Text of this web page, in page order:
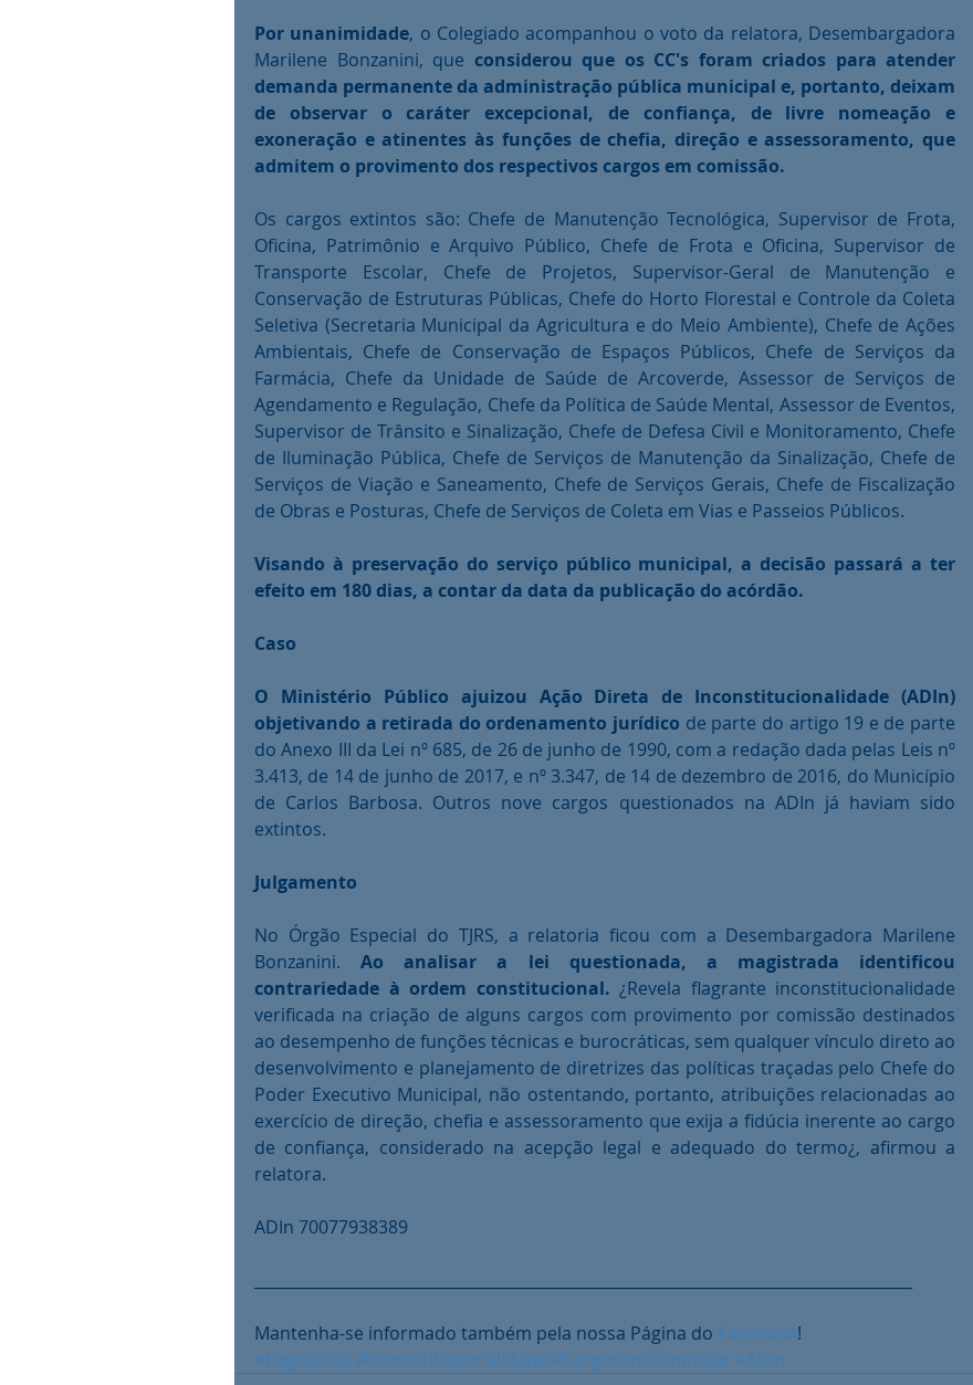
Por unanimidade, o Colegiado acompanhou o voto da relatora, Desembargadora
Marilene Bonzanini, que considerou que os CC's foram criados para atender
demanda permanente da administração pública municipal e, portanto, deixam
de observar o caráter excepcional, de confiança, de livre nomeação e
exoneração e atinentes às funções de chefia, direção e assessoramento, que
admitem o provimento dos respectivos cargos em comissão.
Os cargos extintos são: Chefe de Manutenção Tecnológica, Supervisor de Frota,
Oficina, Patrimônio e Arquivo Público, Chefe de Frota e Oficina, Supervisor de
Transporte Escolar, Chefe de Projetos, Supervisor-Geral de Manutenção e
Conservação de Estruturas Públicas, Chefe do Horto Florestal e Controle da Coleta
Seletiva (Secretaria Municipal da Agricultura e do Meio Ambiente), Chefe de Ações
Ambientais, Chefe de Conservação de Espaços Públicos, Chefe de Serviços da
Farmácia, Chefe da Unidade de Saúde de Arcoverde, Assessor de Serviços de
Agendamento e Regulação, Chefe da Política de Saúde Mental, Assessor de Eventos,
Supervisor de Trânsito e Sinalização, Chefe de Defesa Civil e Monitoramento, Chefe
de Iluminação Pública, Chefe de Serviços de Manutenção da Sinalização, Chefe de
Serviços de Viação e Saneamento, Chefe de Serviços Gerais, Chefe de Fiscalização
de Obras e Posturas, Chefe de Serviços de Coleta em Vias e Passeios Públicos.
Visando à preservação do serviço público municipal, a decisão passará a ter
efeito em 180 dias, a contar da data da publicação do acórdão.
Caso
O Ministério Público ajuizou Ação Direta de Inconstitucionalidade (ADIn)
objetivando a retirada do ordenamento jurídico de parte do artigo 19 e de parte
do Anexo III da Lei nº 685, de 26 de junho de 1990, com a redação dada pelas Leis nº
3.413, de 14 de junho de 2017, e nº 3.347, de 14 de dezembro de 2016, do Município
de Carlos Barbosa. Outros nove cargos questionados na ADIn já haviam sido
extintos.
Julgamento
No Órgão Especial do TJRS, a relatoria ficou com a Desembargadora Marilene
Bonzanini. Ao analisar a lei questionada, a magistrada identificou
contrariedade à ordem constitucional. ¿Revela flagrante inconstitucionalidade
verificada na criação de alguns cargos com provimento por comissão destinados
ao desempenho de funções técnicas e burocráticas, sem qualquer vínculo direto ao
desenvolvimento e planejamento de diretrizes das políticas traçadas pelo Chefe do
Poder Executivo Municipal, não ostentando, portanto, atribuições relacionadas ao
exercício de direção, chefia e assessoramento que exija a fidúcia inerente ao cargo
de confiança, considerado na acepção legal e adequado do termo¿, afirmou a
relatora.
ADIn 70077938389
Mantenha-se informado também pela nossa Página do Facebook!
#Legislacão #Inconstitucionalidade #CargosemComissão #ADin